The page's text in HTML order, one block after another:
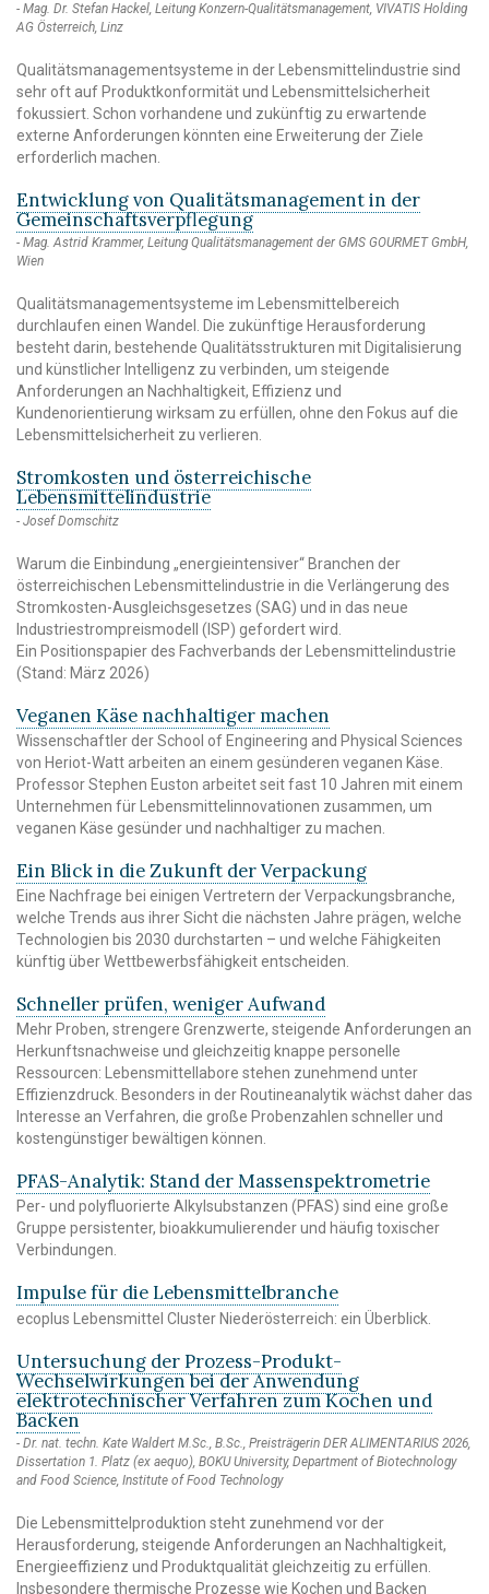
Mag. Dr. Stefan Hackel, Leitung Konzern-Qualitätsmanagement, VIVATIS Holding
AG Österreich, Linz
Qualitätsmanagementsysteme in der Lebensmittelindustrie sind
sehr oft auf Produktkonformität und Lebensmittelsicherheit
fokussiert. Schon vorhandene und zukünftig zu erwartende
externe Anforderungen könnten eine Erweiterung der Ziele
erforderlich machen.
Entwicklung von Qualitätsmanagement in der
Gemeinschaftsverpflegung
Mag. Astrid Krammer, Leitung Qualitätsmanagement der GMS GOURMET GmbH,
Wien
Qualitätsmanagementsysteme im Lebensmittelbereich
durchlaufen einen Wandel. Die zukünftige Herausforderung
besteht darin, bestehende Qualitätsstrukturen mit Digitalisierung
und künstlicher Intelligenz zu verbinden, um steigende
Anforderungen an Nachhaltigkeit, Effizienz und
Kundenorientierung wirksam zu erfüllen, ohne den Fokus auf die
Lebensmittelsicherheit zu verlieren.
Stromkosten und österreichische
Lebensmittelindustrie
Josef Domschitz
Warum die Einbindung „energieintensiver“ Branchen der
österreichischen Lebensmittelindustrie in die Verlängerung des
Stromkosten-Ausgleichsgesetzes (SAG) und in das neue
Industriestrompreismodell (ISP) gefordert wird.
Ein Positionspapier des Fachverbands der Lebensmittelindustrie
(Stand: März 2026)
Veganen Käse nachhaltiger machen
Wissenschaftler der School of Engineering and Physical Sciences
von Heriot-Watt arbeiten an einem gesünderen veganen Käse.
Professor Stephen Euston arbeitet seit fast 10 Jahren mit einem
Unternehmen für Lebensmittelinnovationen zusammen, um
veganen Käse gesünder und nachhaltiger zu machen.
Ein Blick in die Zukunft der Verpackung
Eine Nachfrage bei einigen Vertretern der Verpackungsbranche,
welche Trends aus ihrer Sicht die nächsten Jahre prägen, welche
Technologien bis 2030 durchstarten – und welche Fähigkeiten
künftig über Wettbewerbsfähigkeit entscheiden.
Schneller prüfen, weniger Aufwand
Mehr Proben, strengere Grenzwerte, steigende Anforderungen an
Herkunftsnachweise und gleichzeitig knappe personelle
Ressourcen: Lebensmittellabore stehen zunehmend unter
Effizienzdruck. Besonders in der Routineanalytik wächst daher das
Interesse an Verfahren, die große Probenzahlen schneller und
kostengünstiger bewältigen können.
PFAS-Analytik: Stand der Massenspektrometrie
Per- und polyfluorierte Alkylsubstanzen (PFAS) sind eine große
Gruppe persistenter, bioakkumulierender und häufig toxischer
Verbindungen.
Impulse für die Lebensmittelbranche
ecoplus Lebensmittel Cluster Niederösterreich: ein Überblick.
Untersuchung der Prozess-Produkt-
Wechselwirkungen bei der Anwendung
elektrotechnischer Verfahren zum Kochen und
Backen
Dr. nat. techn. Kate Waldert M.Sc., B.Sc., Preisträgerin DER ALIMENTARIUS 2026,
Dissertation 1. Platz (ex aequo), BOKU University, Department of Biotechnology
and Food Science, Institute of Food Technology
Die Lebensmittelproduktion steht zunehmend vor der
Herausforderung, steigende Anforderungen an Nachhaltigkeit,
Energieeffizienz und Produktqualität gleichzeitig zu erfüllen.
Insbesondere thermische Prozesse wie Kochen und Backen